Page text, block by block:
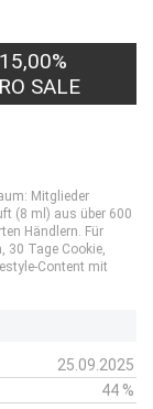
20,00€
LEAD
15,00%
SALE
Mitglieder
(8 ml) aus über 600
Händlern. Für
30 Tage Cookie,
Content mit
25.09.2025
44 %